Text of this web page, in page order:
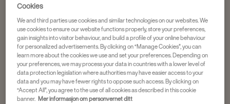
Cookies
We and third parties use cookies and similar technologies on our websites. We
use cookies to ensure our website functions properly, store your preferences,
gain insights into visitor behaviour, and build a profile of your online behaviour
for personalized advertisements. By clicking on “Manage Cookies”, you can
learn more about the cookies we use and set your preferences. Depending on
your preferences, we may process your data in countries with a lower level of
data protection legislation where authorities may have easier access to your
data and you may have fewer rights to oppose such access. By clicking on
“Accept All”, you agree to the use of all cookies as described in this cookie
banner. Mer informasjon om personvernet ditt